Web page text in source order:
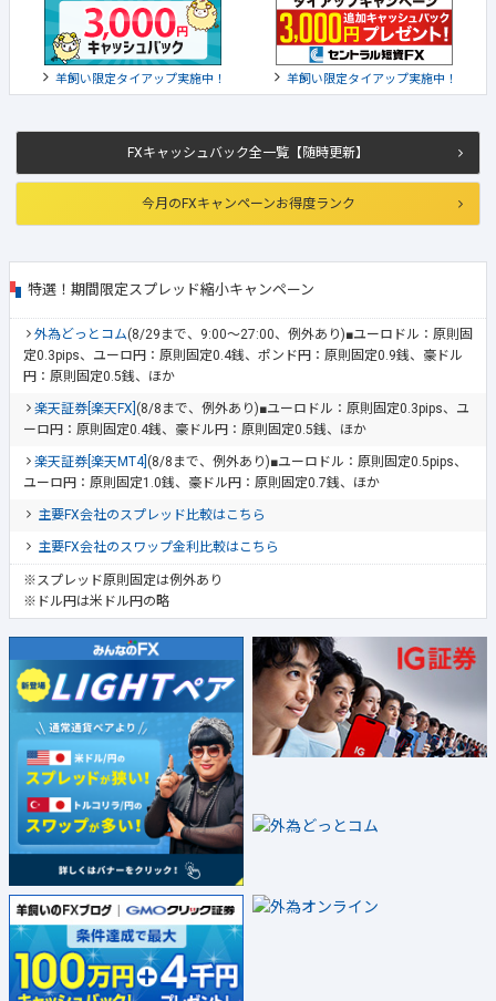
FXキャッシュバック全一覧【随時更新】
今月のFXキャンペーンお得度ランク
特選！期間限定スプレッド縮小キャンペーン
外為どっとコム(8/29まで、9:00～27:00、例外あり)■ユーロドル：原則固
定0.3pips、ユーロ円：原則固定0.4銭、ポンド円：原則固定0.9銭、豪ドル
円：原則固定0.5銭、ほか
楽天証券[楽天FX] (8/8まで、例外あり)■ユーロドル：原則固定0.3pips、ユ
ーロ円：原則固定0.4銭、豪ドル円：原則固定0.5銭、ほか
楽天証券[楽天MT4] (8/8まで、例外あり)■ユーロドル：原則固定0.5pips、
ユーロ円：原則固定1.0銭、豪ドル円：原則固定0.7銭、ほか
主要FX会社のスプレッド比較はこちら
主要FX会社のスワップ金利比較はこちら
※スプレッド原則固定は例外あり
※ドル円は米ドル円の略
羊飼い限定タイアップ実施中！ 羊飼い限定タイアップ実施中！